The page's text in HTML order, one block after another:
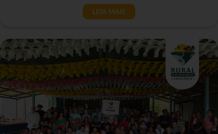
LEIA MAIS